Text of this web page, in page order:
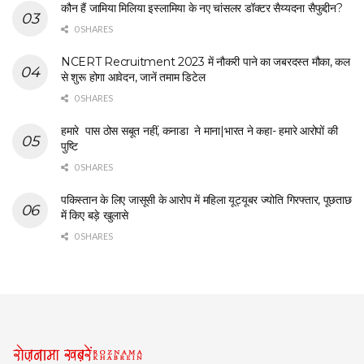
कौन हैं जामिया मिलिया इस्लामिया के नए चांसलर डॉक्टर सैय्यदना सैफुद्दीन?
0 SHARES
NCERT Recruitment 2023 में नौकरी पाने का जबरदस्त मौका, कल
से शुरू होगा आवेदन, जानें तमाम डिटेल
0 SHARES
हमारे पास ठोस सबूत नहीं, कनाडा ने माना|भारत ने कहा- हमारे आरोपों की
पुष्टि
0 SHARES
पकिस्तान के लिए जासूसी के आरोप में महिला यूट्यूबर ज्योति गिरफ्तार, पूछताछ
में किए बड़े खुलासे
0 SHARES